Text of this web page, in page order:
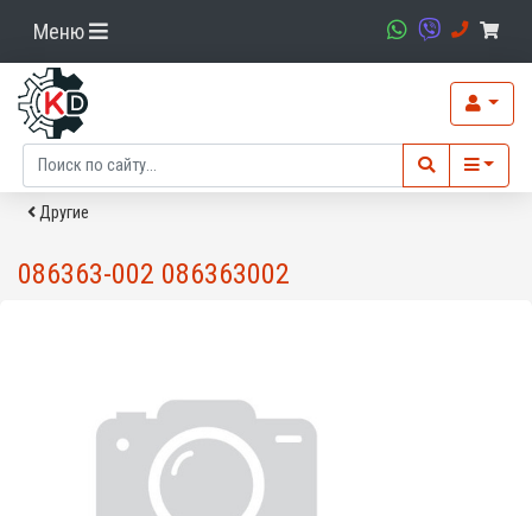
Меню
Другие
086363-002 086363002